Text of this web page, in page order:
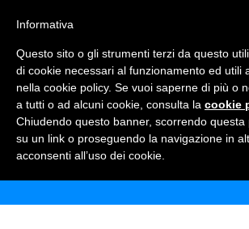
VARI
Home
Informativa
Questo sito o gli strumenti terzi da questo
di cookie necessari al funzionamento ed utili
nella cookie policy. Se vuoi saperne di più o
a tutti o ad alcuni cookie, consulta la cookie
Chiudendo questo banner, scorrendo questa
su un link o proseguendo la navigazione in
acconsenti all’uso dei cookie.